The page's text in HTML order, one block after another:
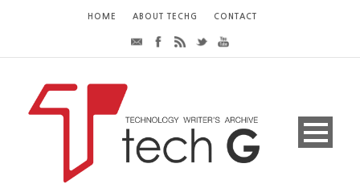
HOME ABOUT TECHG CONTACT